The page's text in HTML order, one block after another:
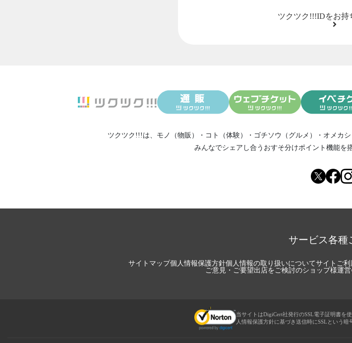
ツクツク!!!IDをお持
ツクツク!!!は、 モノ（物販） ・ コト（体験） ・ ゴチソウ（グルメ） ・ オメカシ
みんなでシェアし合う おすそ分けポイント機能を
サービス各種
サイトマップ個人情報保護方針個人情報の取り扱いについてサイトご利
ご意見・ご要望出店をご検討のショップ様運
当サイトはDigiCert社発行のSSL電子証明書を
人情報保護方針に基づき送信時にSSLという暗